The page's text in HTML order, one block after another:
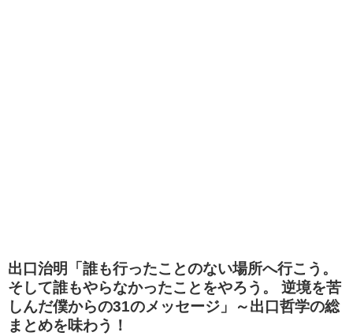
出口治明「誰も行ったことのない場所へ行こう。
そして誰もやらなかったことをやろう。 逆境を苦
しんだ僕からの31のメッセージ」～出口哲学の総
まとめを味わう！